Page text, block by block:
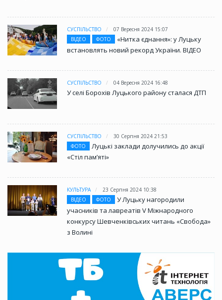
СУСПІЛЬСТВО
07 Вересня 2024 15:07
ВІДЕО
ФОТО
«Нитка єднання»: у Луцьку
встановлять новий рекорд України. ВІДЕО
СУСПІЛЬСТВО 04 Вересня 2024 16:48
У селі Борохів Луцького району сталася ДТП
СУСПІЛЬСТВО
30 Серпня 2024 21:53
ФОТО
Луцькі заклади долучились до акції
«Стіл памʼяті»
КУЛЬТУРА
23 Серпня 2024 10:38
ВІДЕО
ФОТО
У Луцьку нагородили
учасників та лавреатів V Міжнародного
конкурсу Шевченківських читань «Свобода»
з Волині